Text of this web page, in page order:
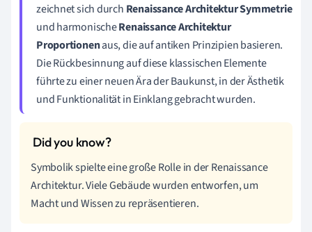
zeichnet sich durch Renaissance Architektur Symmetrie
und harmonischeRenaissance Architektur
Proportionenaus, die auf antiken Prinzipien basieren.
Die Rückbesinnung auf diese klassischen Elemente
führte zu einer neuen Ära der Baukunst, in der Ästhetik
und Funktionalität in Einklang gebracht wurden.
Symbolik spielte eine große Rolle in der Renaissance
Architektur. Viele Gebäude wurden entworfen, um
Macht und Wissen zu repräsentieren.